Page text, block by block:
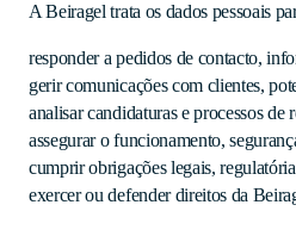
A Beiragel trata os dados pessoais
responder a pedidos de contacto,
gerir comunicações com clientes,
analisar candidaturas e processos de
assegurar o funcionamento,
cumprir obrigações legais,
exercer ou defender direitos da